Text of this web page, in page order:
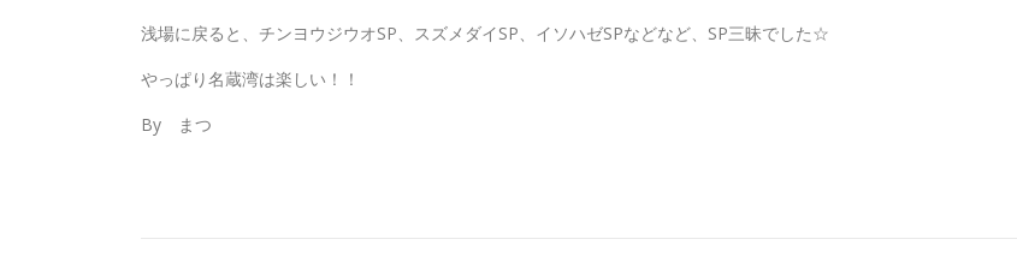
浅場に戻ると、チンヨウジウオSP、スズメダイSP、イソハゼSPなどなど、SP三昧でした☆
やっぱり名蔵湾は楽しい！！
By まつ